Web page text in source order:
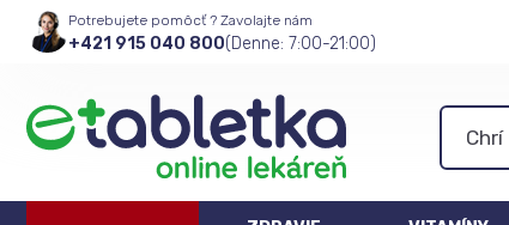
Potrebujete pomôcť ? Zavolajte nám
+421 915 040 800(Denne: 7:00-21:00)